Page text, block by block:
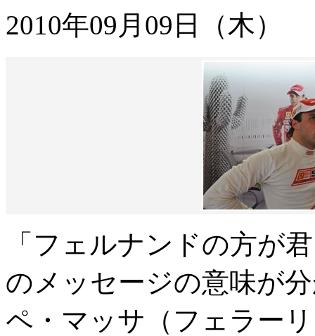
2010年09月09日（木）
「フェルナンドの方が
のメッセージの意味が
ペ・マッサ（フェラー